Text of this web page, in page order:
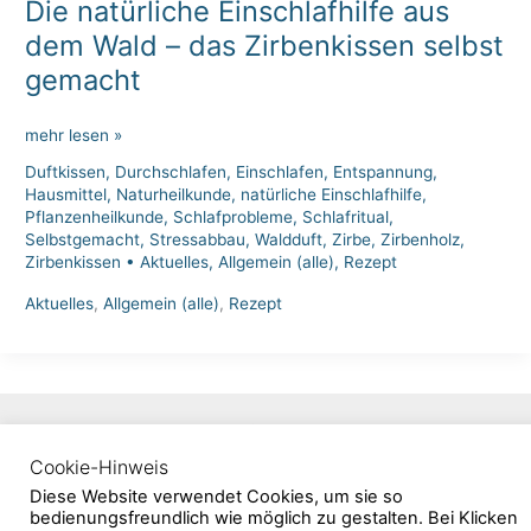
Die natürliche Einschlafhilfe aus
dem Wald – das Zirbenkissen selbst
gemacht
Die
Einschlafhilfe
aus
dem
Wald
mehr lesen »
Duftkissen, Durchschlafen, Einschlafen, Entspannung,
Hausmittel, Naturheilkunde, natürliche Einschlafhilfe,
Pflanzenheilkunde, Schlafprobleme, Schlafritual,
Selbstgemacht, Stressabbau, Waldduft, Zirbe, Zirbenholz,
Zirbenkissen • Aktuelles, Allgemein (alle), Rezept
Aktuelles, Allgemein (alle), Rezept
Kontakt AGB
Impressum
Copyright © 2026 Salvia-Heilpflanzenschule
Cookie-Hinweis
Diese Website verwendet Cookies, um sie so
bedienungsfreundlich wie möglich zu gestalten. Bei Klicken